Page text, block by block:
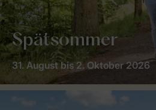
Spätsommer
31. August bis 2. Oktober 2026